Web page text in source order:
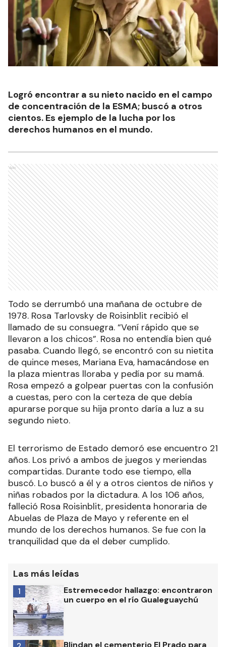
Logró encontrar a su nieto nacido en el campo
de concentración de la ESMA; buscó a otros
cientos. Es ejemplo de la lucha por los
derechos humanos en el mundo.
Ads
Todo se derrumbó una mañana de octubre de
1978. Rosa Tarlovsky de Roisinblit recibió el
llamado de su consuegra. “Vení rápido que se
llevaron a los chicos”. Rosa no entendía bien qué
pasaba. Cuando llegó, se encontró con su nietita
de quince meses, Mariana Eva, hamacándose en
la plaza mientras lloraba y pedía por su mamá.
Rosa empezó a golpear puertas con la confusión
a cuestas, pero con la certeza de que debía
apurarse porque su hija pronto daría a luz a su
segundo nieto.
El terrorismo de Estado demoró ese encuentro 21
años. Los privó a ambos de juegos y meriendas
compartidas. Durante todo ese tiempo, ella
buscó. Lo buscó a él y a otros cientos de niños y
niñas robados por la dictadura. A los 106 años,
falleció Rosa Roisinblit, presidenta honoraria de
Abuelas de Plaza de Mayo y referente en el
mundo de los derechos humanos. Se fue con la
tranquilidad que da el deber cumplido.
Las más leídas
Estremecedor hallazgo: encontraron
un cuerpo en el río Gualeguaychú
1
Blindan el cementerio El Prado para